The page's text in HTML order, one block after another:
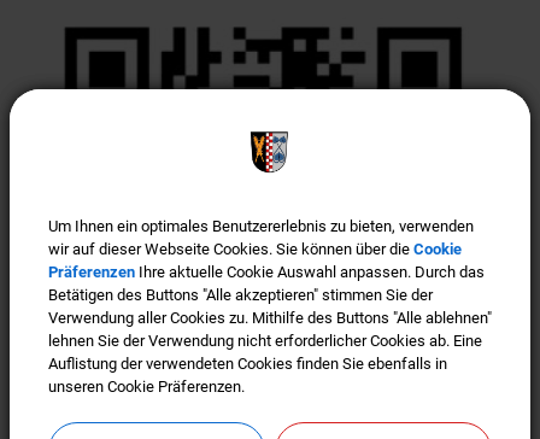
Um Ihnen ein optimales Benutzererlebnis zu bieten, verwenden
wir auf dieser Webseite Cookies. Sie können über die Cookie
Präferenzen Ihre aktuelle Cookie Auswahl anpassen. Durch das
Betätigen des Buttons "Alle akzeptieren" stimmen Sie der
Verwendung aller Cookies zu. Mithilfe des Buttons "Alle ablehnen"
lehnen Sie der Verwendung nicht erforderlicher Cookies ab. Eine
Auflistung der verwendeten Cookies finden Sie ebenfalls in
unseren Cookie Präferenzen.
Um Ihnen ein optimales Benutzererlebnis zu bieten, verwenden
wir auf dieser Webseite Cookies. Sie können über die Cookie
Präferenzen Ihre aktuelle Cookie Auswahl anpassen. Durch das
Betätigen des Buttons "Alle akzeptieren" stimmen Sie der
Verwendung aller Cookies zu. Mithilfe des Buttons "Alle ablehnen"
lehnen Sie der Verwendung nicht erforderlicher Cookies ab. Eine
Auflistung der verwendeten Cookies finden Sie ebenfalls in
unseren Cookie Präferenzen.